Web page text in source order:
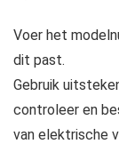
Voer het
dit past.
Gebruik
controleer en
van elektrische